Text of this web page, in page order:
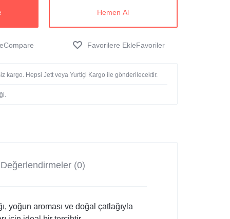
Hemen Al
Compare Favoriler
kargo. Hepsi Jett veya Yurtiçi Kargo ile gönderilecektir.
Değerlendirmeler (0)
yoğun aroması ve doğal çatlağıyla